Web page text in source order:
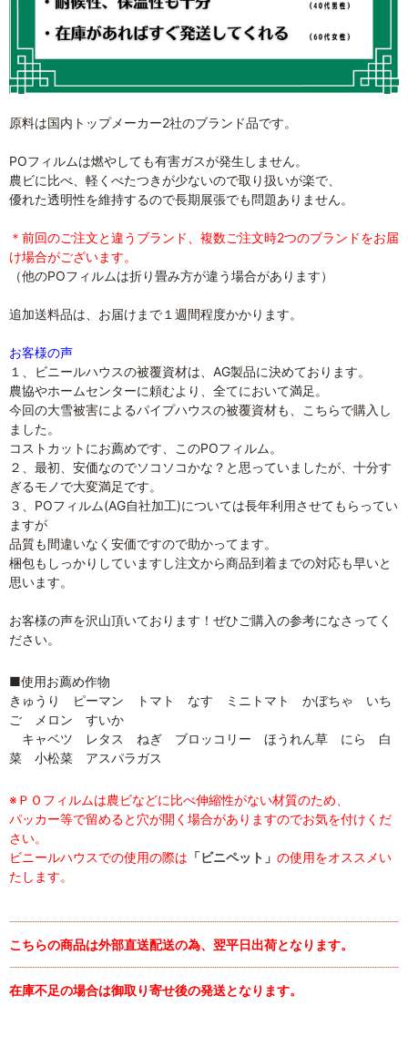
原料は国内トップメーカー2社のブランド品です。
POフィルムは燃やしても有害ガスが発生しません。
農ビに比べ、軽くべたつきが少ないので取り扱いが楽で、
優れた透明性を維持するので長期展張でも問題ありません。
＊前回のご注文と違うブランド、複数ご注文時2つのブランドをお届
け場合がございます。
（他のPOフィルムは折り畳み方が違う場合があります）
追加送料品は、お届けまで１週間程度かかります。
お客様の声
１、ビニールハウスの被覆資材は、AG製品に決めております。
農協やホームセンターに頼むより、全てにおいて満足。
今回の大雪被害によるパイプハウスの被覆資材も、こちらで購入し
ました。
コストカットにお薦めです、このPOフィルム。
２、最初、安価なのでソコソコかな？と思っていましたが、十分す
ぎるモノで大変満足です。
３、POフィルム(AG自社加工)については長年利用させてもらってい
ますが
品質も間違いなく安価ですので助かってます。
梱包もしっかりしていますし注文から商品到着までの対応も早いと
思います。
お客様の声を沢山頂いております！ぜひご購入の参考になさってく
ださい。
■使用お薦め作物
きゅうり ピーマン トマト なす ミニトマト かぼちゃ いち
ご メロン すいか
キャベツ レタス ねぎ ブロッコリー ほうれん草 にら 白
菜 小松菜 アスパラガス
※ＰＯフィルムは農ビなどに比べ伸縮性がない材質のため、
パッカー等で留めると穴が開く場合がありますのでお気を付けくだ
さい。
ビニールハウスでの使用の際は 「ビニペット」 の使用をオススメい
たします。
こちらの商品は外部直送配送の為、翌平日出荷となります。
在庫不足の場合は御取り寄せ後の発送となります。